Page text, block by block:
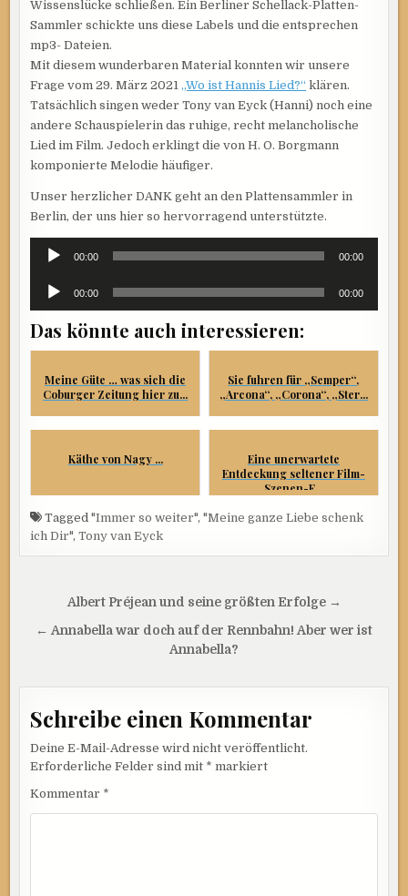
Wissenslücke schließen. Ein Berliner Schellack-Platten-
Sammler schickte uns diese Labels und die entsprechen
mp3- Dateien.
Mit diesem wunderbaren Material konnten wir unsere
Frage vom 29. März 2021„Wo ist Hannis Lied?“ klären.
Tatsächlich singen weder Tony van Eyck (Hanni) noch eine
andere Schauspielerin das ruhige, recht melancholische
Lied im Film. Jedoch erklingt die von H. O. Borgmann
komponierte Melodie häufiger.
Unser herzlicher DANK geht an den Plattensammler in
Berlin, der uns hier so hervorragend unterstützte.
Audio-
Player
00:00 00:00
Audio-
Player
00:00 00:00
Das könnte auch interessieren:
Meine Güte … was sich die
Coburger Zeitung hier zu...
Sie fuhren für „Semper“,
„Arcona“, „Corona“, „Ster...
Käthe von Nagy ...
Eine unerwartete
Entdeckung seltener Film-
Szenen-F...
Tagged"Immer so weiter","Meine ganze Liebe schenk
ich Dir",Tony van Eyck
Beitragsnavigation
Albert Préjean und seine größten Erfolge →
← Annabella war doch auf der Rennbahn! Aber wer ist
Annabella?
Schreibe einen Kommentar
Deine E-Mail-Adresse wird nicht veröffentlicht.
Erforderliche Felder sind mit * markiert
Kommentar *